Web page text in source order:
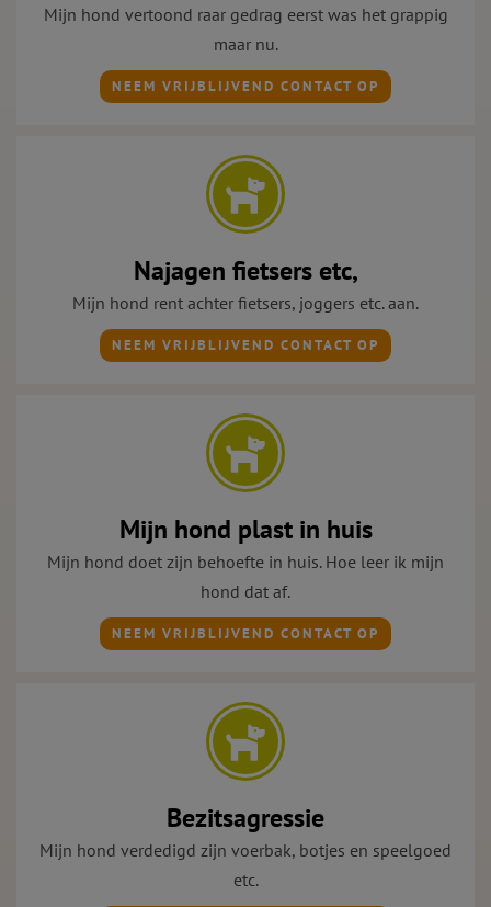
Mijn hond vertoond raar gedrag eerst was het grappig
maar nu.
NEEM VRIJBLIJVEND CONTACT OP
Najagen fietsers etc,
Mijn hond rent achter fietsers, joggers etc. aan.
NEEM VRIJBLIJVEND CONTACT OP
Mijn hond plast in huis
Mijn hond doet zijn behoefte in huis. Hoe leer ik mijn
hond dat af.
NEEM VRIJBLIJVEND CONTACT OP
Bezitsagressie
Mijn hond verdedigd zijn voerbak, botjes en speelgoed
etc.